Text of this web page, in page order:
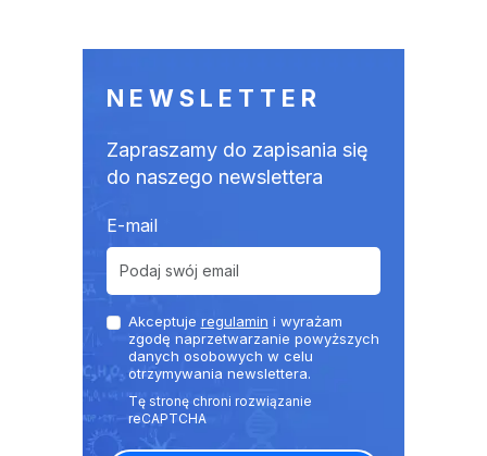
NEWSLETTER
Zapraszamy do zapisania się
do naszego newslettera
E-mail
Akceptuje regulamin i wyrażam
zgodę naprzetwarzanie powyższych
danych osobowych w celu
otrzymywania newslettera.